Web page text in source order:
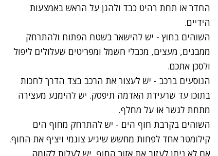
החדר או תחת רהיט כבד ולהגן על הראש באמצעות
הידיים.
השוהים בחוץ - יש להישאר בשטח הפתוח ולהתרחק
ממבנים, מעצים, מכבלי חשמל ומפריטים שעלולים ליפול
ולסכן אתכם.
הנוסעים ברכב - יש לעצור את הרכב בצד הדרך לחכות
בתוכו עד שרעידת האדמה תיפסק. יש להימנע מעצירה
מתחת לגשר או על מחלף.
השוהים בקרבת חוף הים - יש להתרחק מחוף הים
קילומטר אחד לפחות מחשש שיגיע צונמי ויציף את החוף.
אם לא ניתן לעזוב את אזור החוף, יש לעלות לקומה